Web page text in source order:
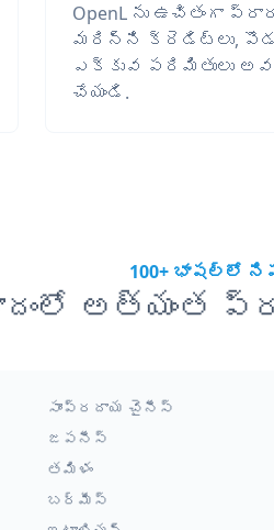
OpenL ను ఉచితంగా
మరిన్ని క్రెడిట్లు,
ఎక్కువ పరిమితులు
చేయండి.
100+ భాషల్లో
అత్యంత
సాంప్రదాయ చైనీస్
జపనీస్
తమిళం
బర్మీస్